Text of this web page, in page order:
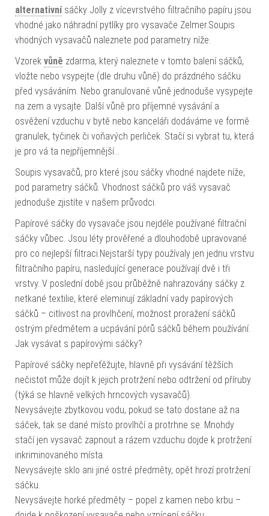
alternativnísáčky Jolly z vícevrstvého filtračního papíru jsou
vhodné jako náhradní pytlíky pro vysavače Zelmer.Soupis
vhodných vysavačů naleznete pod parametry níže.
Vzorek vůně zdarma, který naleznete v tomto balení sáčků,
vložte nebo vsypejte (dle druhu vůně) do prázdného sáčku
před vysáváním. Nebo granulované vůně jednoduše vysypejte
na zem a vysajte. Další vůně pro příjemné vysávání a
osvěžení vzduchu v bytě nebo kanceláři dodáváme ve formě
granulek, tyčinek či voňavých perliček. Stačí si vybrat tu, která
je pro vá ta nejpříjemnější…
Soupis vysavačů, pro které jsou sáčky vhodné najdete níže,
pod parametry sáčků. Vhodnost sáčků pro váš vysavač
jednoduše zjistíte v našem průvodci.
Papírové sáčky do vysavače jsou nejdéle používané filtrační
sáčky vůbec. Jsou léty prověřené a dlouhodobě upravované
pro co nejlepší filtraci.Nejstarší typy používaly jen jednu vrstvu
filtračního papíru, nasledující generace používají dvě i tři
vrstvy. V poslední době jsou průběžně nahrazovány sáčky z
netkané textilie, které eleminují základní vady papírových
sáčků – citlivost na provlhčení, možnost proražení sáčků
ostrým předmětem a ucpávání pórů sáčků během používání.
Jak vysávat s papírovými sáčky?
Papírové sáčky nepřeťěžujte, hlavně při vysávání těžších
nečistot může dojít k jejich protržení nebo odtržení od příruby
(týká se hlavně velkých hrncových vysavačů).
Nevysávejte zbytkovou vodu, pokud se tato dostane až na
sáček, tak se dané místo provlhčí a protrhne se. Mnohdy
stačí jen vysavač zapnout a rázem vzduchu dojde k protržení
inkriminovaného místa.
Nevysávejte sklo ani jiné ostré předměty, opět hrozí protržení
sáčku.
Nevysávejte horké předměty – popel z kamen nebo krbu –